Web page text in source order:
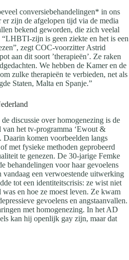
conversiebehandelingen* in ons
zijn de afgelopen tijd via de media
bekend geworden, die zich veelal
zijn is geen ziekte en het is een
zegt COC-voorzitter Astrid
aan dit soort ’therapieën’. Ze raken
We hebben de Kamer en de
zulke therapieën te verbieden, net als
Staten, Malta en Spanje.”
discussie over homogenezing is de
het tv-programma ‘Ewout &
komen voorbeelden langs
met fysieke methoden geprobeerd
te genezen. De 30-jarige Femke
behandelingen voor haar gevoelens
vandaag een verwoestende uitwerking
tot een identiteitscrisis: ze wist niet
en hoe ze moest leven. Ze kwam
gevoelens en angstaanvallen.
met homogenezing. In het AD
kan hij openlijk gay zijn, maar dat